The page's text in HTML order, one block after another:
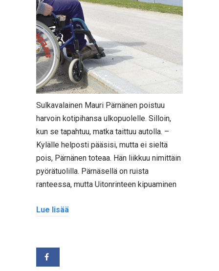
Sulkavalainen Mauri Pärnänen poistuu
harvoin kotipihansa ulkopuolelle. Silloin,
kun se tapahtuu, matka taittuu autolla. –
Kylälle helposti pääsisi, mutta ei sieltä
pois, Pärnänen toteaa. Hän liikkuu nimittäin
pyörätuolilla. Pärnäsellä on ruista
ranteessa, mutta Uitonrinteen kipuaminen
Lue lisää